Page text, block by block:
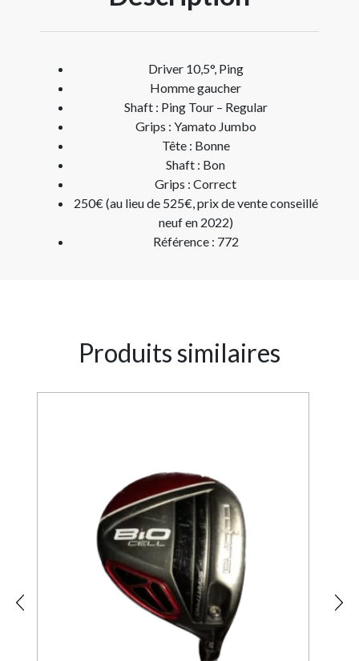
Driver 10,5°, Ping
Homme gaucher
Shaft : Ping Tour – Regular
Grips : Yamato Jumbo
Tête : Bonne
Shaft : Bon
Grips : Correct
250€ (au lieu de 525€, prix de vente conseillé
neuf en 2022)
Référence : 772
Produits similaires